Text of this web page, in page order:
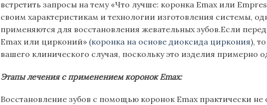
встретить запросы на тему «Что лучше: коронка Emax или
своим характеристикам и технологии изготовления системы,
применяются для восстановления жевательных зубов.Если
Emax или цирконий» (коронка на основе диоксида циркония),
вашего клинического случая, поскольку это изделия примерно
Этапы лечения с применением коронок Emax:
Восстановление зубов с помощью коронок Emax практически не